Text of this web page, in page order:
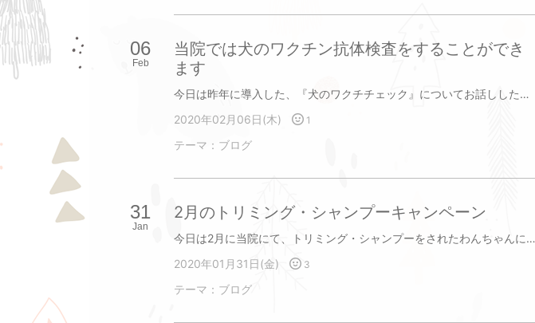
06
Feb
当院では犬のワクチン抗体検査をすることができ
ます
今日は昨年に導入した、『犬のワクチチェック』についてお話ししたいと思います👩🏻‍⚕️ワンちゃんは毎年1年に1回、狂犬病の予防接種と混合ワクチンの接種を行なっている方が多いと思います犬のワクチチェックとは感染症に対する抗体を持っているか調べる検査です抗体を持っているということは現在その感染症の免疫力を持っているということになります当院ではワンちゃんの混合ワクチンは6種と8種を用意しています6種はジステンパー、アデノ（2種）、パルボ、パラインフルエンザ、コロナウイルス8種は6種＋レプトスピラ病（2種）以上の感染症を防ぐワクチンですが、その中でもかかると致死率の高いジステンパー、アデノ、パルボウイルスに対するワクチンをコアワクチンといいますワクチチェックではコアワクチンに含まれるジステンパー、アデノ、パルボウイルス感染症に対する抗体をもっているかを検査しますワクチン抗体を基準値以上持っていれば、その年のワクチンは見送ることができますワクチン接種で副作用が出たことがあったり、持病や高齢などによりワクチンを打つのが心配なワンちゃんはワクチチェックをおすすめします血液検査に少々時間をいただきますので、当日結果を連絡し証明書を後日取りに来ていただくことになりますご希望の方はスタッフまでお問い合わせください写真は今月のシャンプー・トリミングキャンペーンでプレゼントのワンちゃん用サプリメントボーロです東京都杉並区天沼2-32-503-3393-4880平林ペットクリニック
2020年02月06日(木)
1
テーマ： ブログ
31
Jan
2月のトリミング・シャンプーキャンペーン
今日は2月に当院にて、トリミング・シャンプーをされたわんちゃんにささやかなプレゼントをご用意しております2月3日の節分にちなんで、節分の豆のような…わんちゃん用『サプリメントボーロ』をプレゼントしますサプリメントボーロは国産玄米を加圧で膨らませ、食べやすいボーロ状になっています仔犬から高齢犬まで食べることのできるミネラル豊富なおやつです小麦粉、油脂、卵は使用していないため、アレルギーをもつワンちゃんにも安心して与えることができますワンちゃんのおやつやごほうびに使ってもらえると嬉しいですまた、毎月テーマの変わる「今月のお写真」もプレゼントします今月のテーマは「節分」です、お楽しみに今日は昨年のトリミング・シャンプーのワンちゃんのお写真を載せますねトリミング・シャンプーは予約になりますので、ご希望の方は当院スタッフまでご連絡ください平林ペットクリニック杉並区天沼2-32-50333934880
2020年01月31日(金)
3
テーマ： ブログ